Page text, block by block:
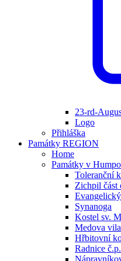
23-rd-
Logo
Přihláška
Památky REGION
Home
Památky v
Toleranční
Zichpil část
Synanoga
Kostel sv.
Medova vila
Hřbitovní
Radnice